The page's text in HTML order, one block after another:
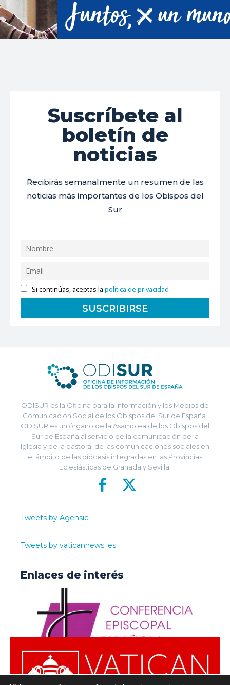
Suscríbete al
boletín de
noticias
Recibirás semanalmente un resumen de las
noticias más importantes de los Obispos del
Sur
Si continúas, aceptas lapolítica de privacidad
ODISUR es la Oficina para la Información y los Medios de
Comunicación Social de los Obispos del Sur de España.
ODISUR es un órgano de la Asamblea de los Obispos del
Sur de España al servicio de la comunicación de la
Iglesia y de la pastoral de las comunicaciones sociales en
el ámbito de las diócesis integradas en las Provincias
Eclesiásticas de Granada y Sevilla.
Tweets by Agensic
Tweets by vaticannews_es
Enlaces de interés